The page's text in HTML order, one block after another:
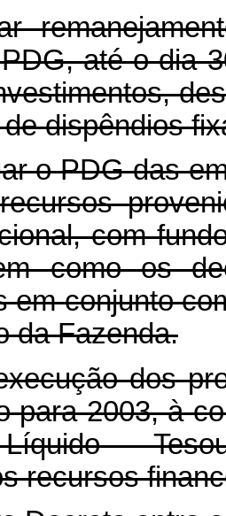
até o dia
dispêndios
o PDG das
com
como os
em conjunto
da Fazenda.
dos
para 2003, à
Líquido -
recursos